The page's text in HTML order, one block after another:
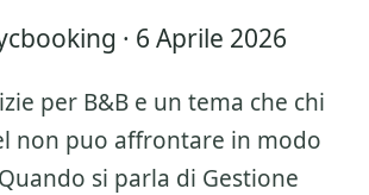
· 6 Aprile 2026
per B&B e un tema che chi
non puo affrontare in modo
si parla di Gestione